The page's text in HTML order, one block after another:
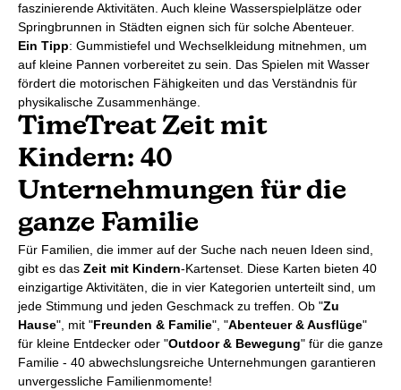
faszinierende Aktivitäten. Auch kleine Wasserspielplätze oder
Springbrunnen in Städten eignen sich für solche Abenteuer.
Ein Tipp: Gummistiefel und Wechselkleidung mitnehmen, um
auf kleine Pannen vorbereitet zu sein. Das Spielen mit Wasser
fördert die motorischen Fähigkeiten und das Verständnis für
physikalische Zusammenhänge.
TimeTreat Zeit mit
Kindern: 40
Unternehmungen für die
ganze Familie
Für Familien, die immer auf der Suche nach neuen Ideen sind,
gibt es das Zeit mit Kindern-Kartenset. Diese Karten bieten 40
einzigartige Aktivitäten, die in vier Kategorien unterteilt sind, um
jede Stimmung und jeden Geschmack zu treffen. Ob "Zu
Hause", mit "Freunden & Familie", "Abenteuer & Ausflüge"
für kleine Entdecker oder "Outdoor & Bewegung" für die ganze
Familie - 40 abwechslungsreiche Unternehmungen garantieren
unvergessliche Familienmomente!